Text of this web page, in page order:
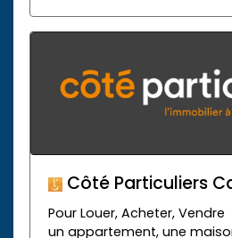
Côté Particuliers
Pour Louer, Acheter, Vendre
un appartement, une